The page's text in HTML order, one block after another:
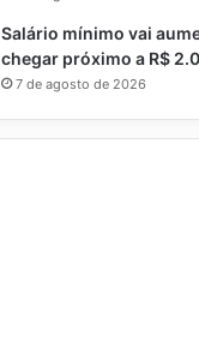
Salário mínimo vai
chegar próximo a R$
7 de agosto de 2026